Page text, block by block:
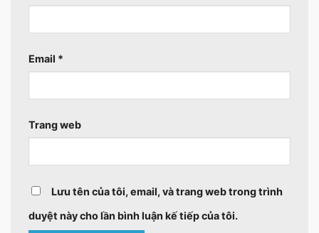
Email *
Trang web
Lưu tên của tôi, email, và trang web trong trình
duyệt này cho lần bình luận kế tiếp của tôi.